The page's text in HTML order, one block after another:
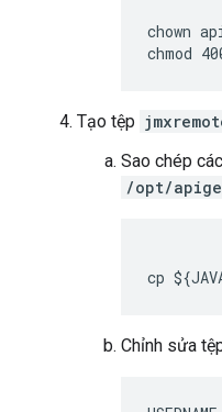
chown
chmod
Tạo tệp
Sao chép
/opt/
cp
Chỉnh sửa